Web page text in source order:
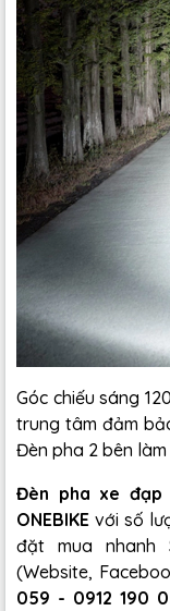
Góc chiếu sáng
trung tâm đảm
Đèn pha 2 bên
Đèn pha xe đạp
ONEBIKE với số
đặt mua nhanh
(Website,
059 - 0912 190